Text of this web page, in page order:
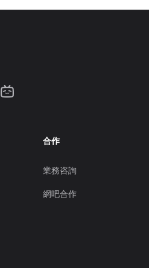
合作
業務咨詢
網吧合作